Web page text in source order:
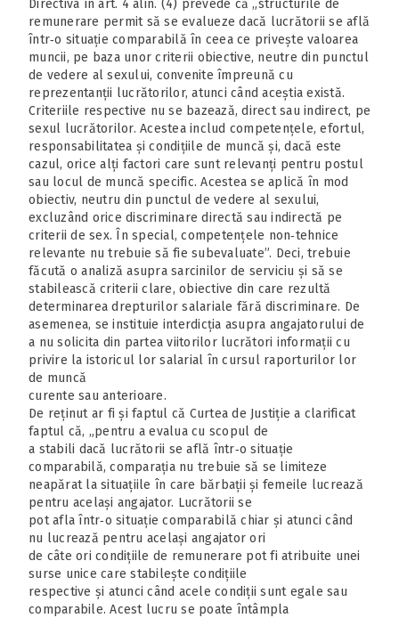
Directiva în art. 4 alin. (4) prevede că „structurile de
remunerare permit să se evalueze dacă lucrătorii se află
într‑o situație comparabilă în ceea ce privește valoarea
muncii, pe baza unor criterii obiective, neutre din punctul
de vedere al sexului, convenite împreună cu
reprezentanții lucrătorilor, atunci când aceștia există.
Criteriile respective nu se bazează, direct sau indirect, pe
sexul lucrătorilor. Acestea includ competențele, efortul,
responsabilitatea și condițiile de muncă și, dacă este
cazul, orice alți factori care sunt relevanți pentru postul
sau locul de muncă specific. Acestea se aplică în mod
obiectiv, neutru din punctul de vedere al sexului,
excluzând orice discriminare directă sau indirectă pe
criterii de sex. În special, competențele non‑tehnice
relevante nu trebuie să fie subevaluate”. Deci, trebuie
făcută o analiză asupra sarcinilor de serviciu și să se
stabilească criterii clare, obiective din care rezultă
determinarea drepturilor salariale fără discriminare. De
asemenea, se instituie interdicția asupra angajatorului de
a nu solicita din partea viitorilor lucrători informații cu
privire la istoricul lor salarial în cursul raporturilor lor
de muncă
curente sau anterioare.
De reținut ar fi și faptul că Curtea de Justiție a clarificat
faptul că, „pentru a evalua cu scopul de
a stabili dacă lucrătorii se află într‑o situație
comparabilă, comparația nu trebuie să se limiteze
neapărat la situațiile în care bărbații și femeile lucrează
pentru același angajator. Lucrătorii se
pot afla într‑o situație comparabilă chiar și atunci când
nu lucrează pentru același angajator ori
de câte ori condițiile de remunerare pot fi atribuite unei
surse unice care stabilește condițiile
respective și atunci când acele condiții sunt egale sau
comparabile. Acest lucru se poate întâmpla